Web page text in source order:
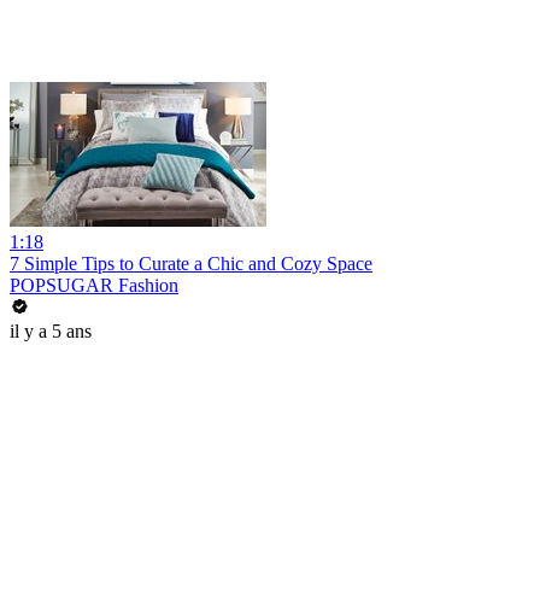
1:18
7 Simple Tips to Curate a Chic and Cozy Space
POPSUGAR Fashion
il y a 5 ans